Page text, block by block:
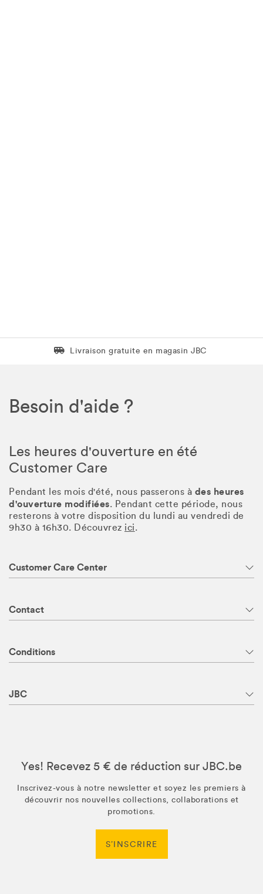
Livraison gratuite en magasin JBC
Livraison gratuite en magasin JBC
Besoin d'aide ?
Les heures d'ouverture en été
Customer Care
Pendant les mois d'été, nous passerons à des heures
d'ouverture modifiées. Pendant cette période, nous
resterons à votre disposition du lundi au vendredi de
9h30 à 16h30. Découvrez ici.
Customer Care Center
Contact
Conditions
JBC
Yes! Recevez 5 € de réduction sur JBC.be
Inscrivez-vous à notre newsletter et soyez les premiers à
découvrir nos nouvelles collections, collaborations et
promotions.
S’INSCRIRE